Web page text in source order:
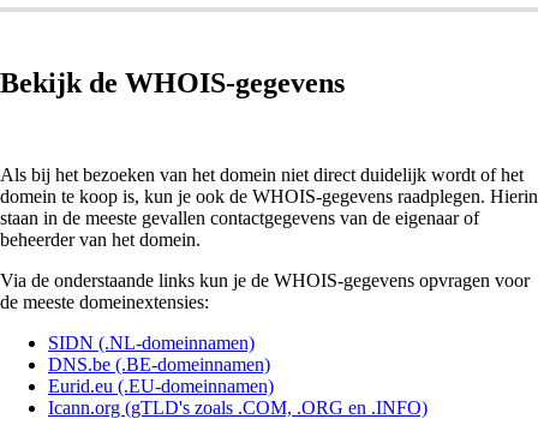
Bekijk de WHOIS-gegevens
Als bij het bezoeken van het domein niet direct duidelijk wordt of het
domein te koop is, kun je ook de WHOIS-gegevens raadplegen. Hierin
staan in de meeste gevallen contactgegevens van de eigenaar of
beheerder van het domein.
Via de onderstaande links kun je de WHOIS-gegevens opvragen voor
de meeste domeinextensies:
SIDN (.NL-domeinnamen)
DNS.be (.BE-domeinnamen)
Eurid.eu (.EU-domeinnamen)
Icann.org (gTLD's zoals .COM, .ORG en .INFO)